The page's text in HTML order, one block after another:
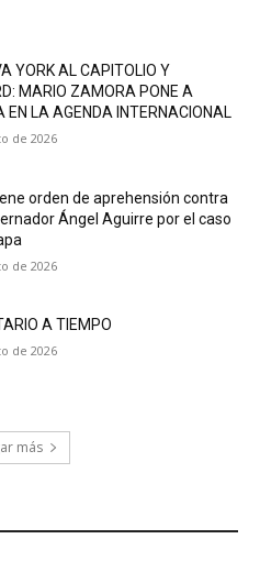
YORK AL CAPITOLIO Y
MARIO ZAMORA PONE A
EN LA AGENDA INTERNACIONAL
de 2026
orden de aprehensión contra
Ángel Aguirre por el caso
de 2026
A TIEMPO
de 2026
más